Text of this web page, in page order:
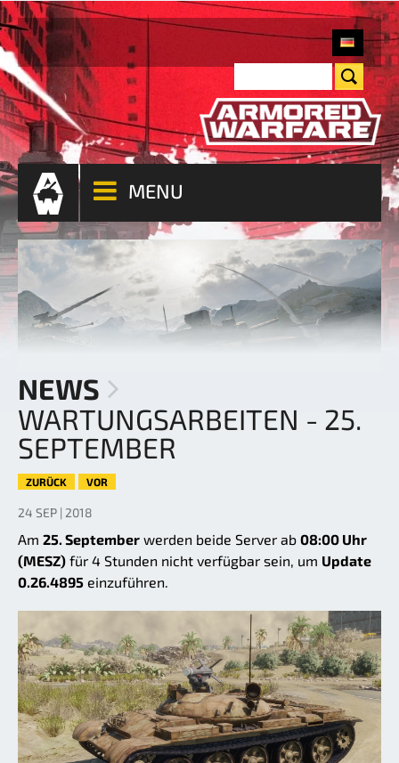
MENU
NEWS
WARTUNGSARBEITEN - 25.
SEPTEMBER
ZURÜCK VOR
24 SEP | 2018
Am 25. September werden beide Server ab 08:00 Uhr
(MESZ) für 4 Stunden nicht verfügbar sein, um Update
0.26.4895 einzuführen.